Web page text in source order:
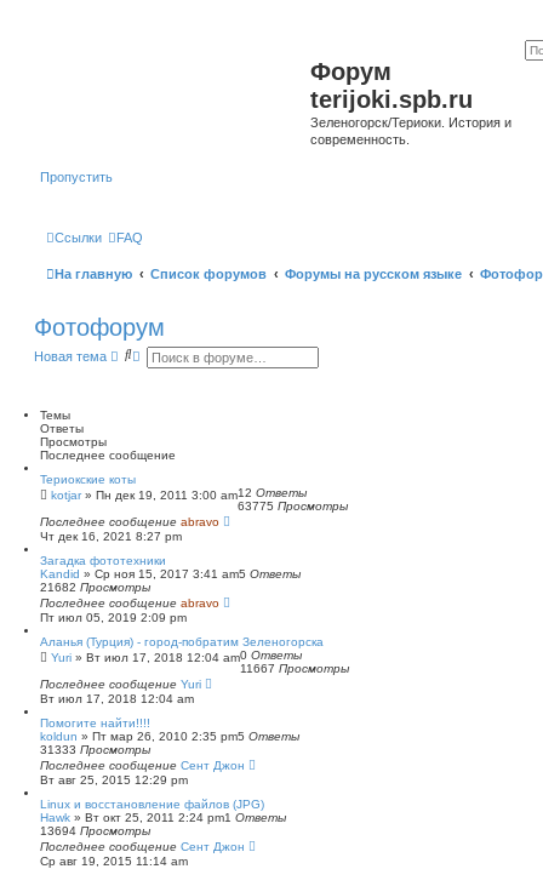
Форум
terijoki.spb.ru
Зеленогорск/Териоки. История и
современность.
Пропустить
Ссылки FAQ
На главную Список форумов Форумы на русском языке
Фотофорум
Новая тема
П Р
н
й
о
и
с
к
Темы
Ответы
Просмотры
Последнее сообщение
Териокские коты
kotjar» Пн дек 19, 2011 3:00 am12 Ответы
63775 Просмотры
Последнее сообщение abravo
Чт дек 16, 2021 8:27 pm
Загадка фототехники
Kandid » Ср ноя 15, 2017 3:41 am5 Ответы
21682 Просмотры
Последнее сообщение abravo
Пт июл 05, 2019 2:09 pm
Аланья (Турция) - город-побратим Зеленогорска
Yuri » Вт июл 17, 2018 12:04 am0 Ответы
11667 Просмотры
Последнее сообщение Yuri
Вт июл 17, 2018 12:04 am
Помогите найти!!!!
koldun » Пт мар 26, 2010 2:35 pm5 Ответы
31333 Просмотры
Последнее сообщение Сент Джон
Вт авг 25, 2015 12:29 pm
Linux и восстановление файлов (JPG)
Hawk » Вт окт 25, 2011 2:24 pm1 Ответы
13694 Просмотры
Последнее сообщение Сент Джон
Ср авг 19, 2015 11:14 am